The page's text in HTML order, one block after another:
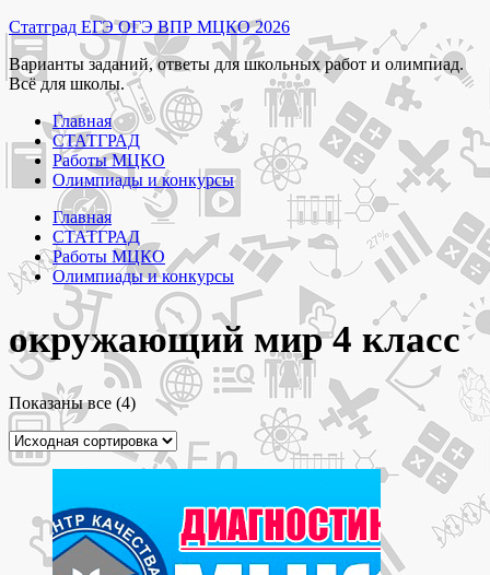
Перейти
к
содержимому
Статград ЕГЭ ОГЭ ВПР МЦКО 2026
Варианты заданий, ответы для школьных работ и олимпиад.
Всё для школы.
Главная
СТАТГРАД
Работы МЦКО
Олимпиады и конкурсы
Главная
СТАТГРАД
Работы МЦКО
Олимпиады и конкурсы
окружающий мир 4 класс
Показаны все (4)